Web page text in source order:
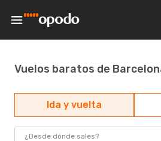
Vuelos baratos de
Ida y vuelta
¿Desde dónde sales?